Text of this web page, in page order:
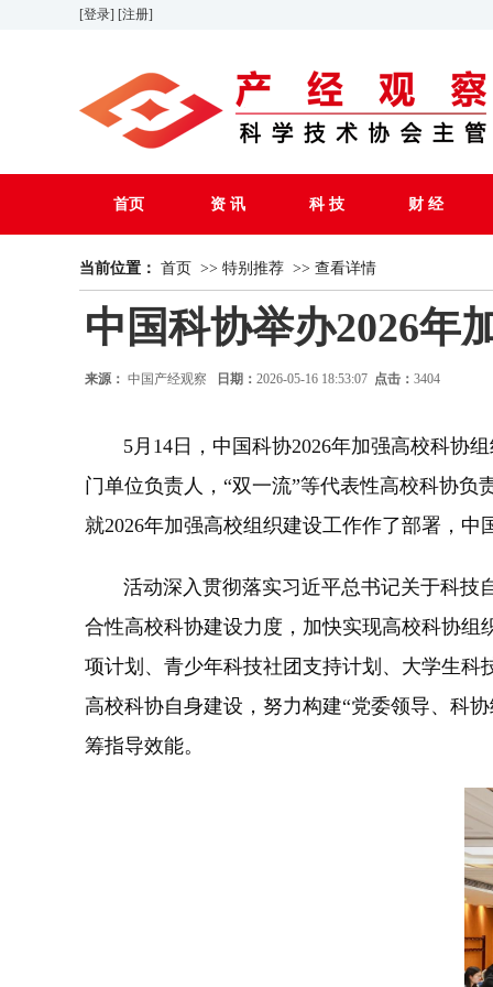
[登录] [注册]
首页 资 讯 科 技 财 经
当前位置： 首页 >> 特别推荐 >> 查看详情
中国科协举办2026年
来源： 中国产经观察 日期： 2026-05-16 18:53:07 点击： 3404
5月14日，中国科协2026年加强高校科协组
门单位负责人，“双一流”等代表性高校科协
就2026年加强高校组织建设工作作了部署，
活动深入贯彻落实习近平总书记关于科技自
合性高校科协建设力度，加快实现高校科协组
项计划、青少年科技社团支持计划、大学生
高校科协自身建设，努力构建“党委领导、科
筹指导效能。